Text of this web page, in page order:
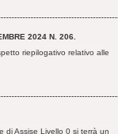
2024 N. 206.
riepilogativo relativo alle
di Assise Livello 0 si terrà un